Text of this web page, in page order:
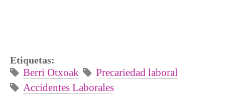
Etiquetas:
Berri Otxoak
Precariedad laboral
Accidentes Laborales